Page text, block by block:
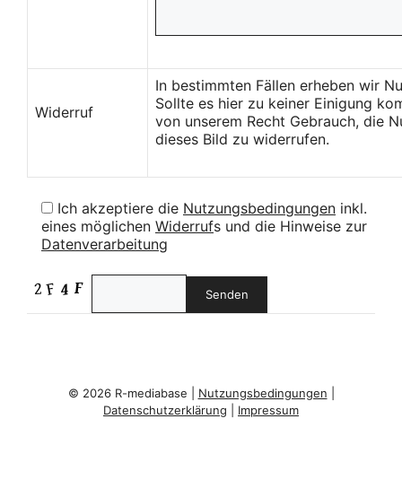
Widerruf
In bestimmten Fällen erheben wir
Sollte es hier zu keiner Einigung
von unserem Recht Gebrauch, die
dieses Bild zu widerrufen.
Ich akzeptiere die Nutzungsbedingungen inkl.
eines möglichen Widerrufs und die Hinweise zur
Datenverarbeitung
© 2026 R-mediabase | Nutzungsbedingungen
Datenschutzerklärung
Impressum